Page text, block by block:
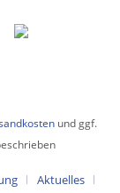
und ggf.
Aktuelles